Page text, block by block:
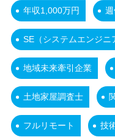
年収1,000万円
SE（システムエンジニ
地域未来牽引企業
土地家屋調査士
フルリモート 技